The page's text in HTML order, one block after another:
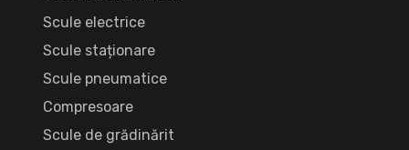
Scule electrice
Scule staționare
Scule pneumatice
Compresoare
Scule de grădinărit